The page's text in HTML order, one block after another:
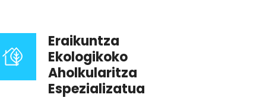
Eraikuntza
Ekologikoko
Aholkularitza
Espezializatua